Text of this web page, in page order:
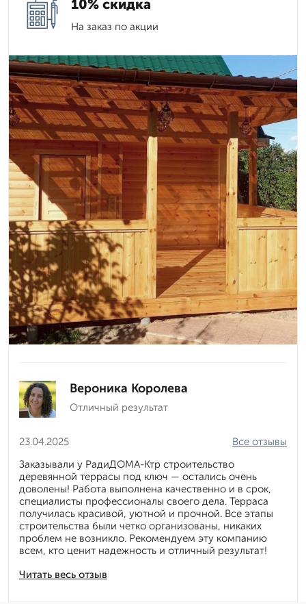
10% скидка
На заказ по акции
Вероника Королева
Отличный результат
23.04.2025
Читать весь отзыв
Все отзывы
Заказывали у РадиДОМА-Ктр строительство
деревянной террасы под ключ — остались очень
доволены! Работа выполнена качественно и в срок,
специалисты профессионалы своего дела. Терраса
получилась красивой, уютной и прочной. Все этапы
строительства были четко организованы, никаких
проблем не возникло. Рекомендуем эту компанию
всем, кто ценит надежность и отличный результат!